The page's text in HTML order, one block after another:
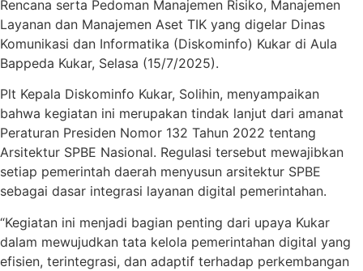
Rencana serta Pedoman Manajemen Risiko, Manajemen
Layanan dan Manajemen Aset TIK yang digelar Dinas
Komunikasi dan Informatika (Diskominfo) Kukar di Aula
Bappeda Kukar, Selasa (15/7/2025).
Plt Kepala Diskominfo Kukar, Solihin, menyampaikan
bahwa kegiatan ini merupakan tindak lanjut dari amanat
Peraturan Presiden Nomor 132 Tahun 2022 tentang
Arsitektur SPBE Nasional. Regulasi tersebut mewajibkan
setiap pemerintah daerah menyusun arsitektur SPBE
sebagai dasar integrasi layanan digital pemerintahan.
“Kegiatan ini menjadi bagian penting dari upaya Kukar
dalam mewujudkan tata kelola pemerintahan digital yang
efisien, terintegrasi, dan adaptif terhadap perkembangan